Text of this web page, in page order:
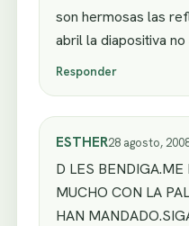
son hermosas las
abril la diapositiva
Responder
ESTHER28 agosto,
D LES
MUCHO CON LA
HAN